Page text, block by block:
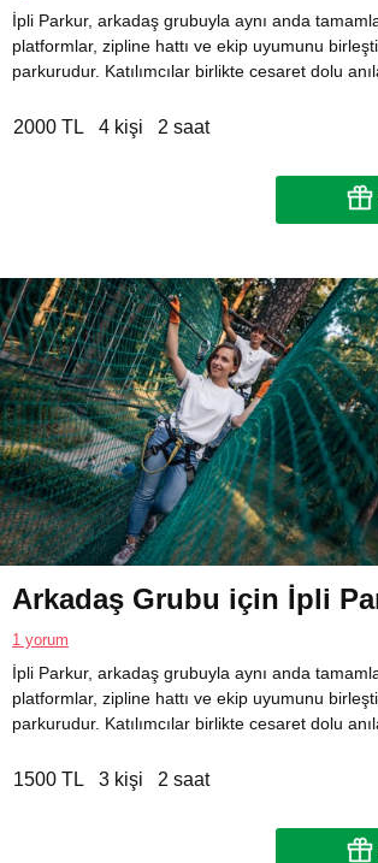
İpli Parkur, arkadaş grubuyla aynı anda
platformlar, zipline hattı ve ekip uyumunu
parkurudur. Katılımcılar birlikte cesaret dolu
2000 TL 4 kişi 2 saat
Arkadaş Grubu için İpli
1 yorum
İpli Parkur, arkadaş grubuyla aynı anda
platformlar, zipline hattı ve ekip uyumunu
parkurudur. Katılımcılar birlikte cesaret dolu
1500 TL 3 kişi 2 saat